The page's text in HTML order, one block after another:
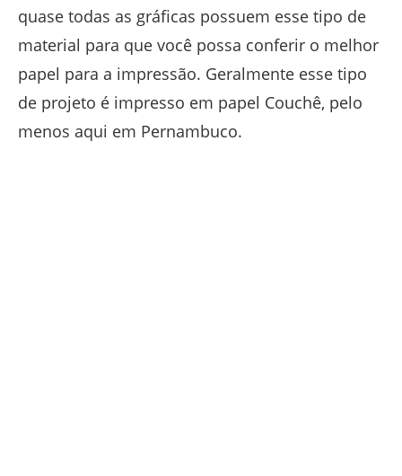
quase todas as gráficas possuem esse tipo de
material para que você possa conferir o melhor
papel para a impressão. Geralmente esse tipo
de projeto é impresso em papel Couchê, pelo
menos aqui em Pernambuco.